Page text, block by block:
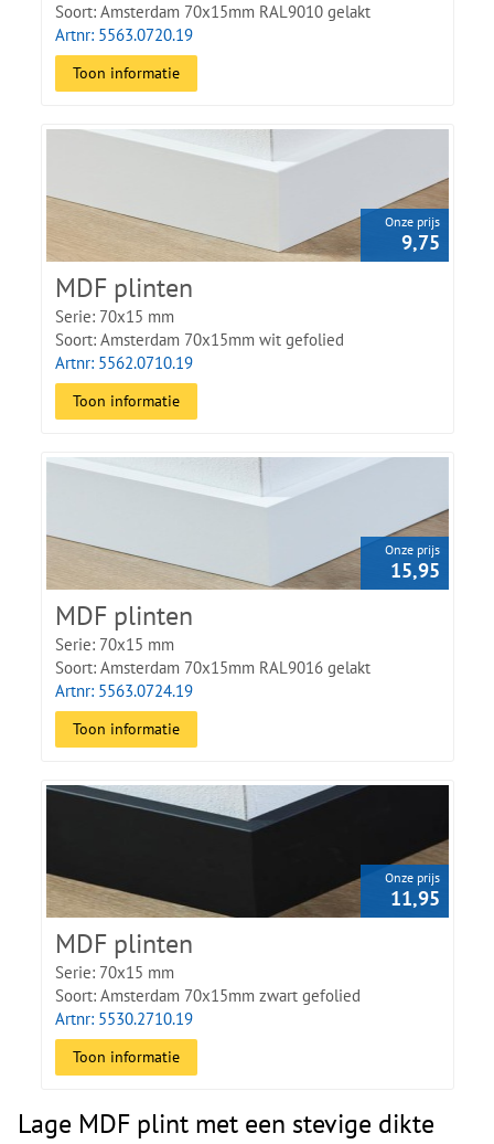
Soort: Amsterdam 70x15mm RAL9010 gelakt
Artnr: 5563.0720.19
Toon informatie
Onze prijs
9,75
MDF plinten
Serie: 70x15 mm
Soort: Amsterdam 70x15mm wit gefolied
Artnr: 5562.0710.19
Toon informatie
Onze prijs
15,95
MDF plinten
Serie: 70x15 mm
Soort: Amsterdam 70x15mm RAL9016 gelakt
Artnr: 5563.0724.19
Toon informatie
Onze prijs
11,95
MDF plinten
Serie: 70x15 mm
Soort: Amsterdam 70x15mm zwart gefolied
Artnr: 5530.2710.19
Toon informatie
Lage MDF plint met een stevige dikte